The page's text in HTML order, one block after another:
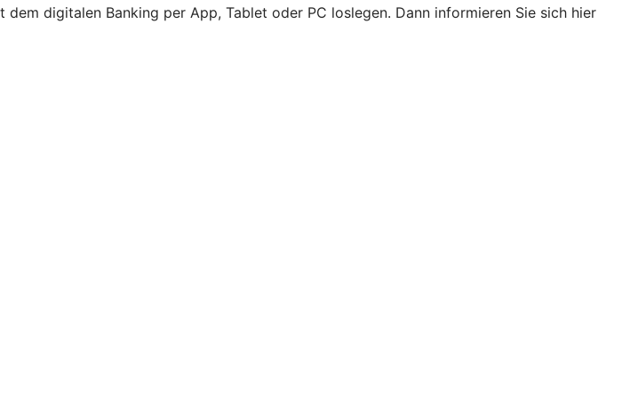
digitalen Banking per App, Tablet oder PC loslegen. Dann informieren Sie sich hier